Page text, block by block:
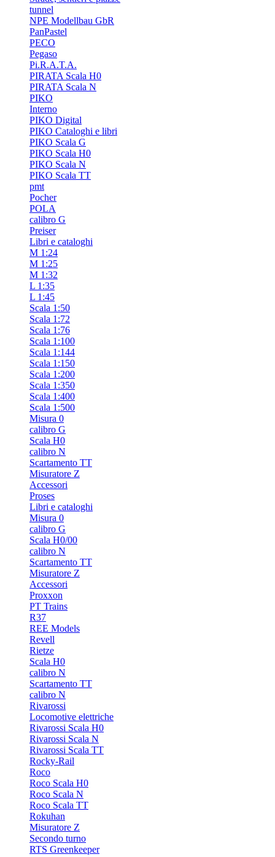
tunnel
NPE Modellbau GbR
PanPastel
PECO
Pegaso
Pi.R.A.T.A.
PIRATA Scala H0
PIRATA Scala N
PIKO
Interno
PIKO Digital
PIKO Cataloghi e libri
PIKO Scala G
PIKO Scala H0
PIKO Scala N
PIKO Scala TT
pmt
Pocher
POLA
calibro G
Preiser
Libri e cataloghi
M 1:24
M 1:25
M 1:32
L 1:35
L 1:45
Scala 1:50
Scala 1:72
Scala 1:76
Scala 1:100
Scala 1:144
Scala 1:150
Scala 1:200
Scala 1:350
Scala 1:400
Scala 1:500
Misura 0
calibro G
Scala H0
calibro N
Scartamento TT
Misuratore Z
Accessori
Proses
Libri e cataloghi
Misura 0
calibro G
Scala H0/00
calibro N
Scartamento TT
Misuratore Z
Accessori
Proxxon
PT Trains
R37
REE Models
Revell
Rietze
Scala H0
calibro N
Scartamento TT
calibro N
Rivarossi
Locomotive elettriche
Rivarossi Scala H0
Rivarossi Scala N
Rivarossi Scala TT
Rocky-Rail
Roco
Roco Scala H0
Roco Scala N
Roco Scala TT
Rokuhan
Misuratore Z
Secondo turno
RTS Greenkeeper